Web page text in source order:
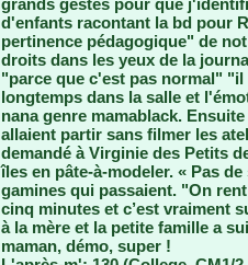
grands gestes pour que
d'enfants racontant la bd pour
pertinence pédagogique" de
droits dans les yeux de la
"parce que c'est pas normal"
longtemps dans la salle et
nana genre mamablack.
allaient partir sans filmer les
demandé à Virginie des Petits
îles en pâte-à-modeler. « Pas
gamines qui passaient. "On
cinq minutes et c’est vraiment
à la mère et la petite famille a
maman, démo, super !